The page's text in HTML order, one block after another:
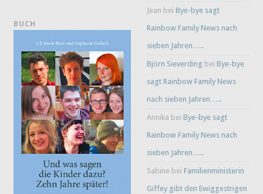
BUCH
Jean bei Bye-bye sagt
Rainbow Family News nach
sieben Jahren…..
Björn Sieverding bei Bye-bye
sagt Rainbow Family News
nach sieben Jahren…..
Annika bei Bye-bye sagt
Rainbow Family News nach
sieben Jahren…..
Sabine bei Familienministerin
Giffey gibt den Ewiggestrigen